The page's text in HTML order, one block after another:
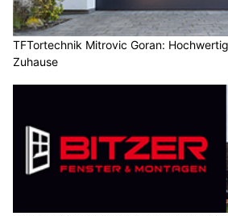
TFTortechnik Mitrovic Goran:
Zuhause